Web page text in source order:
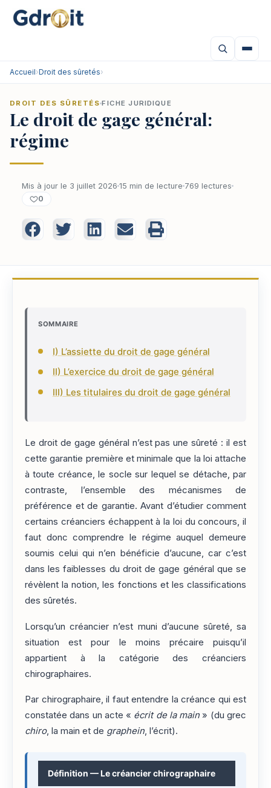
Accueil›Droit des sûretés›
DROIT DES SÛRETÉS FICHE JURIDIQUE
Le droit de gage général:
régime
Mis à jour le 3 juillet 2026 15 min de lecture 769 lectures
0
SOMMAIRE
I) L’assiette du droit de gage général
II) L’exercice du droit de gage général
III) Les titulaires du droit de gage général
Le droit de gage général n’est pas une sûreté : il est
cette garantie première et minimale que la loi attache
à toute créance, le socle sur lequel se détache, par
contraste, l’ensemble des mécanismes de
préférence et de garantie. Avant d’étudier comment
certains créanciers échappent à la loi du concours, il
faut donc comprendre le régime auquel demeure
soumis celui qui n’en bénéficie d’aucune, car c’est
dans les faiblesses du droit de gage général que se
révèlent la notion, les fonctions et les classifications
des sûretés.
Lorsqu’un créancier n’est muni d’aucune sûreté, sa
situation est pour le moins précaire puisqu’il
appartient à la catégorie des créanciers
chirographaires.
Par chirographaire, il faut entendre la créance qui est
constatée dans un acte « écrit de la main » (du grec
chiro, la main et de graphein, l’écrit).
Définition — Le créancier chirographaire